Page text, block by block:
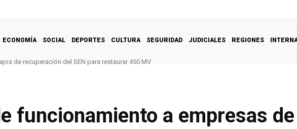
ECONOMÍA SOCIAL DEPORTES CULTURA SEGURIDAD JUDICIALES REGIONES
de recuperación del SEN para restaurar 450 MV
funcionamiento a empresas de